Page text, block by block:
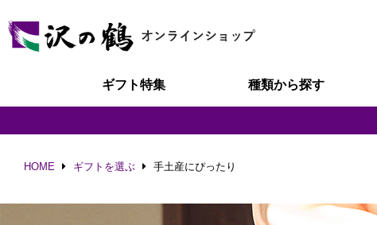
ギフト特集 種類から探す
HOME ギフトを選ぶ 手土産にぴったり